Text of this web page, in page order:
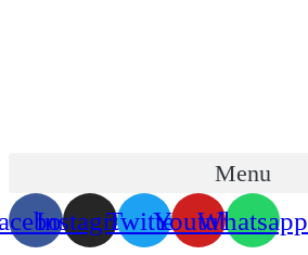
Menu
InstagramTwitterYoutubeWhatsapp